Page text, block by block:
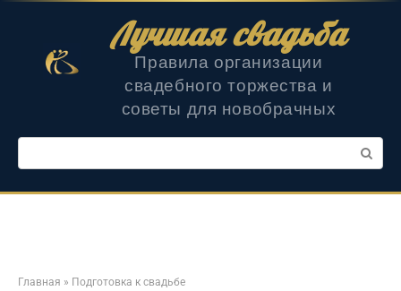
Лучшая свадьба
Правила организации
свадебного торжества и
советы для новобрачных
Поиск:
Главная » Подготовка к свадьбе